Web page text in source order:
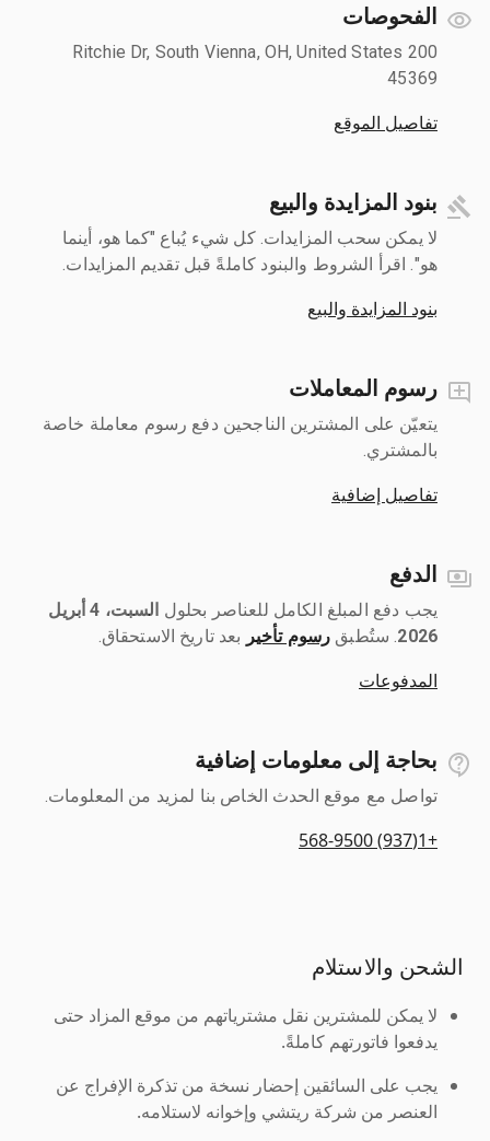
الفحوصات
200 Ritchie Dr, South Vienna, OH, United States
45369
تفاصيل الموقع
بنود المزايدة والبيع
لا يمكن سحب المزايدات. كل شيء يُباع "كما هو، أينما
هو". اقرأ الشروط والبنود كاملةً قبل تقديم المزايدات.
بنود المزايدة والبيع
رسوم المعاملات
يتعيّن على المشترين الناجحين دفع رسوم معاملة خاصة
بالمشتري.
تفاصيل إضافية
الدفع
يجب دفع المبلغ الكامل للعناصر بحلول ‎
السبت، 4 أبريل
2026
رسوم تأخير بعد تاريخ الاستحقاق.
المدفوعات
بحاجة إلى معلومات إضافية
تواصل مع موقع الحدث الخاص بنا لمزيد من المعلومات.
+1(937) 568-9500
الشحن والاستلام
لا يمكن للمشترين نقل مشترياتهم من موقع المزاد حتى
يدفعوا فاتورتهم كاملةً.
يجب على السائقين إحضار نسخة من تذكرة الإفراج عن
العنصر من شركة ريتشي وإخوانه لاستلامه.